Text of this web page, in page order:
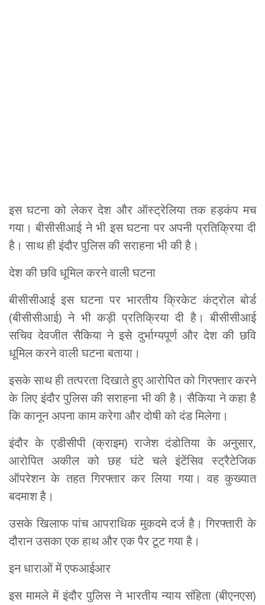
इस घटना को लेकर देश और ऑस्ट्रेलिया तक हड़कंप मच
गया। बीसीसीआई ने भी इस घटना पर अपनी प्रतिक्रिया दी
है। साथ ही इंदौर पुलिस की सराहना भी की है।
देश की छवि धूमिल करने वाली घटना
बीसीसीआई इस घटना पर भारतीय क्रिकेट कंट्रोल बोर्ड
(बीसीसीआई) ने भी कड़ी प्रतिक्रिया दी है। बीसीसीआई
सचिव देवजीत सैकिया ने इसे दुर्भाग्यपूर्ण और देश की छवि
धूमिल करने वाली घटना बताया।
इसके साथ ही तत्परता दिखाते हुए आरोपित को गिरफ्तार करने
के लिए इंदौर पुलिस की सराहना भी की है। सैकिया ने कहा है
कि कानून अपना काम करेगा और दोषी को दंड मिलेगा।
इंदौर के एडीसीपी (क्राइम) राजेश दंडोतिया के अनुसार,
आरोपित अकील को छह घंटे चले इंटेंसिव स्ट्रैटेजिक
ऑपरेशन के तहत गिरफ्तार कर लिया गया। वह कुख्यात
बदमाश है।
उसके खिलाफ पांच आपराधिक मुकदमे दर्ज है। गिरफ्तारी के
दौरान उसका एक हाथ और एक पैर टूट गया है।
इन धाराओं में एफआईआर
इस मामले में इंदौर पुलिस ने भारतीय न्याय संहिता (बीएनएस)